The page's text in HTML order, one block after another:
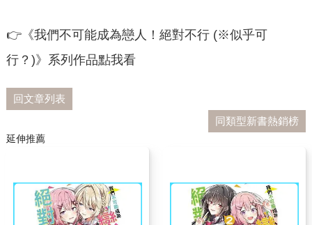
👉《我們不可能成為戀人！絕對不行 (※似乎可
行？)》系列作品點我看
回文章列表
同類型新書熱銷榜
延伸推薦